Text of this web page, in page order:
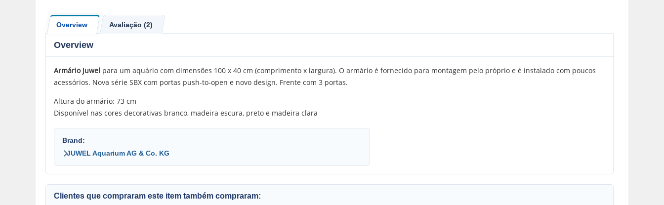
Overview Avaliação (2)
Overview
Armário Juwel para um aquário com dimensões 100 x 40 cm (comprimento x largura). O armário é fornecido para montagem pelo próprio e é instalado com poucos
acessórios. Nova série SBX com portas push-to-open e novo design. Frente com 3 portas.
Altura do armário: 73 cm
Disponível nas cores decorativas branco, madeira escura, preto e madeira clara
Brand:
JUWEL Aquarium AG & Co. KG
Clientes que compraram este item também compraram: